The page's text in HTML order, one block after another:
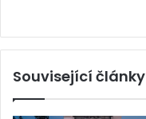
Související články